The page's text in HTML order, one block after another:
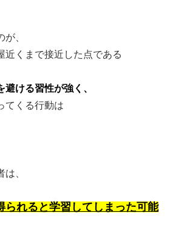
が、
近くまで接近した点である
避ける習性が強く、
てくる行動は
、
られると学習してしまった可能